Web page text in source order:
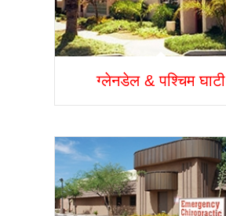
ग्लेनडेल & पश्चिम घाटी